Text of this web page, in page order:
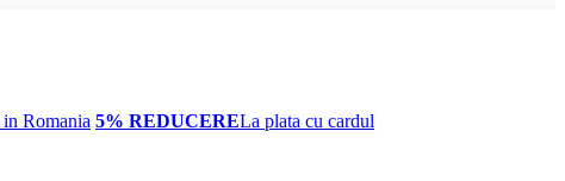
in Romania 5% REDUCERELa plata cu cardul